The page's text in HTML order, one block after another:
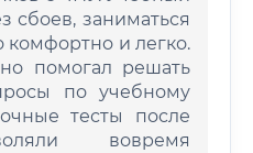
сбоев, заниматься
и легко.
помогал решать
по учебному
тесты после
вовремя